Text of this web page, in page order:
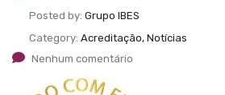
Posted by: Grupo IBES
Category: Acreditação, Notícias
Nenhum comentário